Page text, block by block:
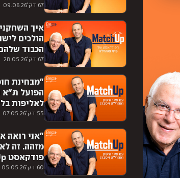
67 דק' 09.06.26פרק 41
67 דק' 28.05.26
איך
הולכים
הכבוד
MatchUp,
55 דק' 07.05.26
"מבחינת
הפועל ת"א
לאליפות
MATCHUP
60 דק' 05.05.26
"אני רואה
מזהה. זה
פודקאסט MatchUp, פרק 38